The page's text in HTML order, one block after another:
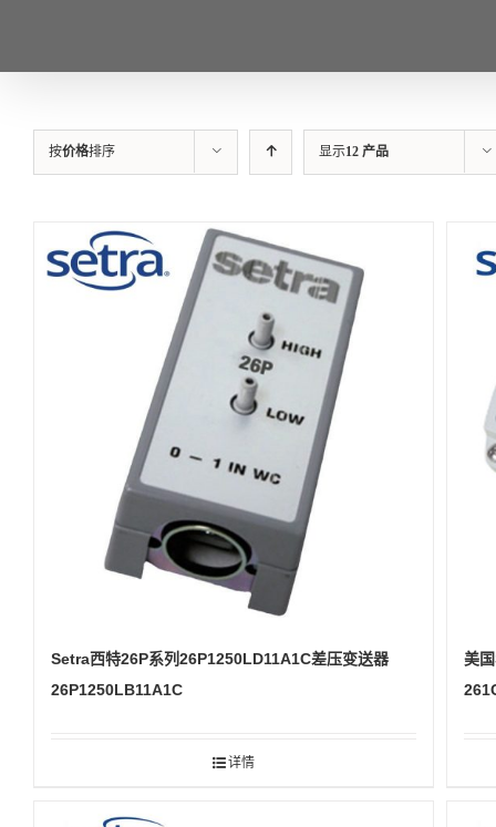
按价格排序 显示12 产品
Setra西特26P系列26P1250LD11A1C差压变送器
26P1250LB11A1C
详情
美